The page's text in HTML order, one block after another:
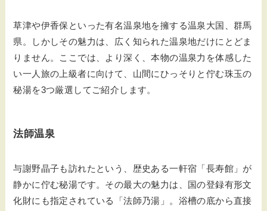
草津や伊香保といった有名温泉地を擁する温泉大国、群馬
県。しかしその魅力は、広く知られた温泉地だけにとどま
りません。ここでは、より深く、本物の温泉力を体感した
い一人旅の上級者に向けて、山間にひっそりと佇む珠玉の
秘湯を3つ厳選してご紹介します。
法師温泉
与謝野晶子も訪れたという、歴史ある一軒宿「長寿館」が
静かに佇む秘湯です。その最大の魅力は、国の登録有形文
化財にも指定されている「法師乃湯」。浴槽の底から直接